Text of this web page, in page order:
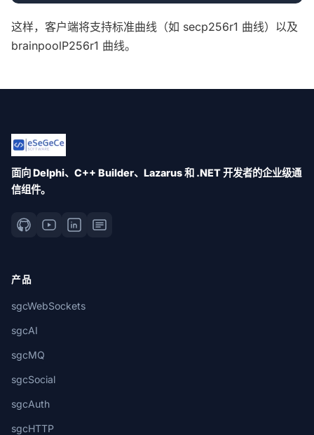
这样，客户端将支持标准曲线（如 secp256r1 曲线）以及
brainpoolP256r1 曲线。
面向 Delphi、C++ Builder、Lazarus 和 .NET 开发者的企业级通
信组件。
产品
sgcWebSockets
sgcAI
sgcMQ
sgcSocial
sgcAuth
sgcHTTP